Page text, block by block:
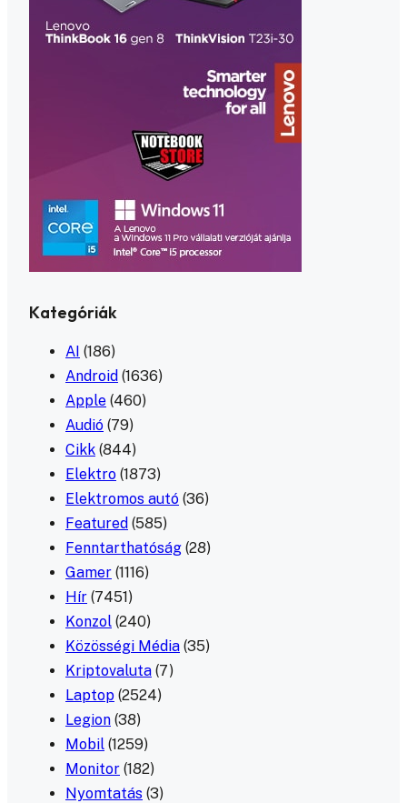
Kategóriák
AI (186)
Android (1636)
Apple (460)
Audió (79)
Cikk (844)
Elektro (1873)
Elektromos autó (36)
Featured (585)
Fenntarthatóság (28)
Gamer (1116)
Hír (7451)
Konzol (240)
Közösségi Média (35)
Kriptovaluta (7)
Laptop (2524)
Legion (38)
Mobil (1259)
Monitor (182)
Nyomtatás (3)